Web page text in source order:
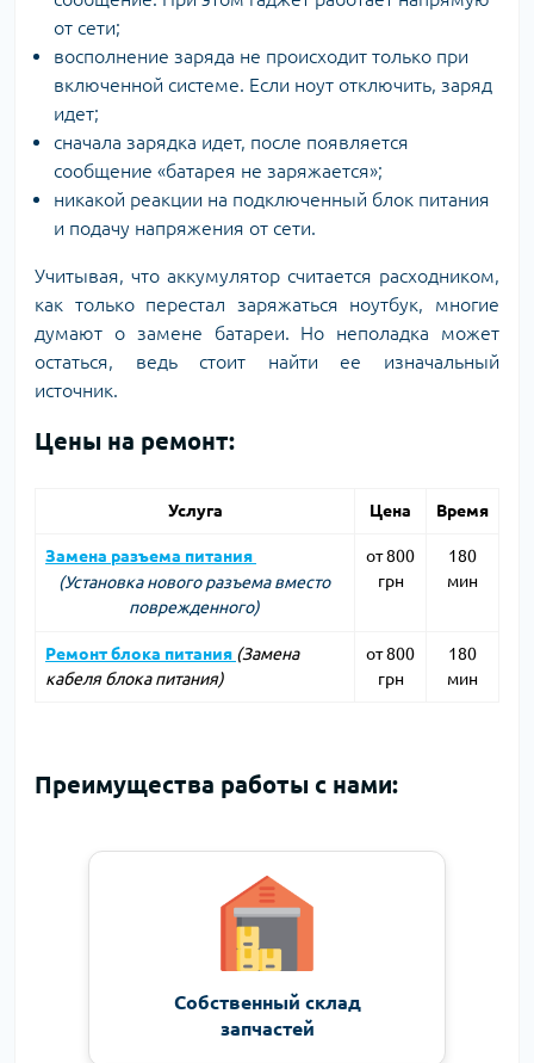
от сети;
восполнение заряда не происходит только при
включенной системе. Если ноут отключить, заряд
идет;
сначала зарядка идет, после появляется
сообщение «батарея не заряжается»;
никакой реакции на подключенный блок питания
и подачу напряжения от сети.
Учитывая, что аккумулятор считается расходником,
как только перестал заряжаться ноутбук, многие
думают о замене батареи. Но неполадка может
остаться, ведь стоит найти ее изначальный
источник.
Цены на ремонт:
Услуга Цена Время
Замена разъема питания
(Установка нового разъема вместо
поврежденного)
от 800
грн
180
мин
Ремонт блока питания (Замена
кабеля блока питания)
от 800
грн
180
мин
Преимущества работы с нами:
Собственный склад
запчастей